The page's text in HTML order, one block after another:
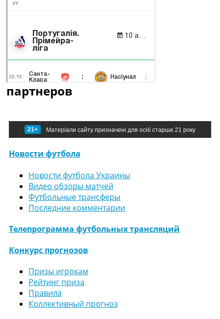
партнеров
21+ Матеріали сайту призначені для осіб старше 21 року
Новости футбола
Новости футбола Украины
Видео обзоры матчей
Футбольные трансферы
Последние комментарии
Телепрограмма футбольных трансляций
Конкурс прогнозов
Призы игрокам
Рейтинг приза
Правила
Коллективный прогноз